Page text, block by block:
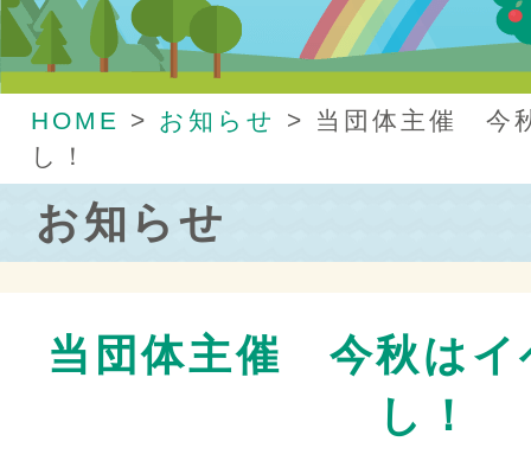
HOME > お知らせ > 当団体主催 今
し！
お知らせ
当団体主催 今秋はイ
し！